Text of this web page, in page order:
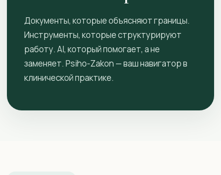
Документы, которые объясняют границы.
Инструменты, которые структурируют
работу. AI, который помогает, а не
заменяет. Psiho-Zakon — ваш навигатор в
клинической практике.